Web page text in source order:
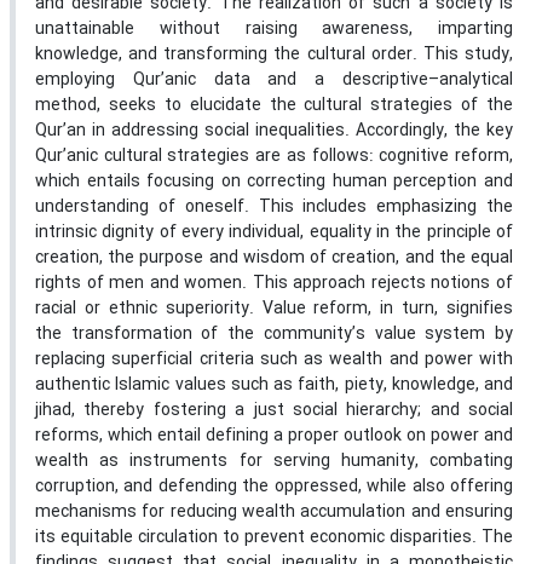
unattainable without raising awareness, imparting
knowledge, and transforming the cultural order. This study,
employing Qur’anic data and a descriptive–analytical
method, seeks to elucidate the cultural strategies of the
Qur’an in addressing social inequalities. Accordingly, the key
Qur’anic cultural strategies are as follows: cognitive reform,
which entails focusing on correcting human perception and
understanding of oneself. This includes emphasizing the
intrinsic dignity of every individual, equality in the principle of
creation, the purpose and wisdom of creation, and the equal
rights of men and women. This approach rejects notions of
racial or ethnic superiority. Value reform, in turn, signifies
the transformation of the community’s value system by
replacing superficial criteria such as wealth and power with
authentic Islamic values such as faith, piety, knowledge, and
jihad, thereby fostering a just social hierarchy; and social
reforms, which entail defining a proper outlook on power and
wealth as instruments for serving humanity, combating
corruption, and defending the oppressed, while also offering
mechanisms for reducing wealth accumulation and ensuring
its equitable circulation to prevent economic disparities. The